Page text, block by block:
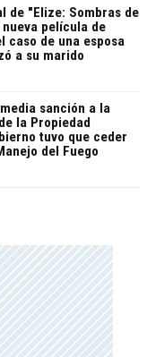
de "Elize: Sombras de
película de
caso de una esposa
a su marido
sanción a la
la Propiedad
tuvo que ceder
del Fuego